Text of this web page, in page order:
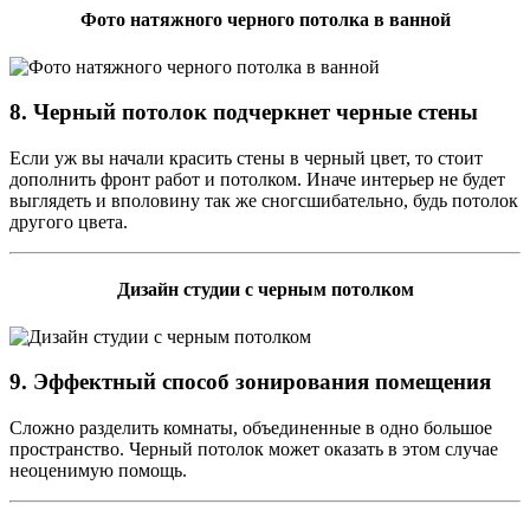
Фото натяжного черного потолка в ванной
8. Черный потолок подчеркнет черные стены
Если уж вы начали красить стены в черный цвет, то стоит
дополнить фронт работ и потолком. Иначе интерьер не будет
выглядеть и вполовину так же сногсшибательно, будь потолок
другого цвета.
Дизайн студии с черным потолком
9. Эффектный способ зонирования помещения
Сложно разделить комнаты, объединенные в одно большое
пространство. Черный потолок может оказать в этом случае
неоценимую помощь.